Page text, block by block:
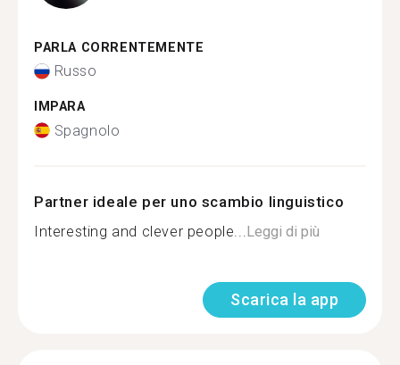
PARLA CORRENTEMENTE
Russo
IMPARA
Spagnolo
Partner ideale per uno scambio linguistico
Interesting and clever people... Leggi di più
Scarica la app